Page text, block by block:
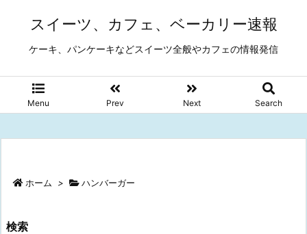
スイーツ、カフェ、ベーカリー速報
ケーキ、パンケーキなどスイーツ全般やカフェの情報発信
Menu Prev Next Search
ホーム > ハンバーガー
検索